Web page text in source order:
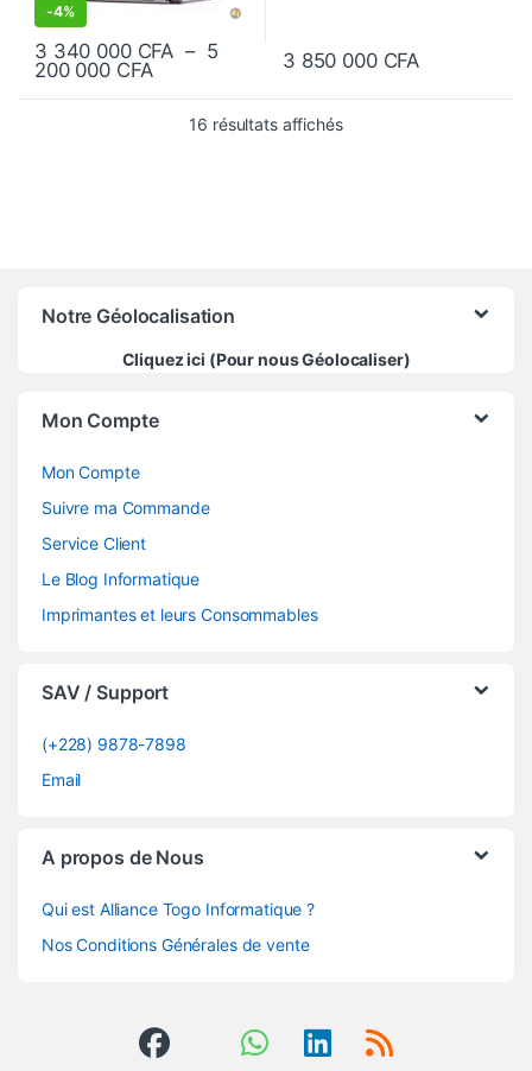
-4%
3 340 000 CFA – 5
200 000 CFAPlage de prix : 3 340 000 CFA à 5 200
Ce produit a plusieurs variantes. Les options peuvent être
3 850 000 CFA
16 résultats affichésTrié du plus récent au
Notre Géolocalisation
Cliquez ici (Pour nous Géolocaliser)
Mon Compte
Mon Compte
Suivre ma Commande
Service Client
Le Blog Informatique
Imprimantes et leurs Consommables
SAV / Support
(+228) 9878-7898
Email
A propos de Nous
Qui est Alliance Togo Informatique ?
Nos Conditions Générales de vente